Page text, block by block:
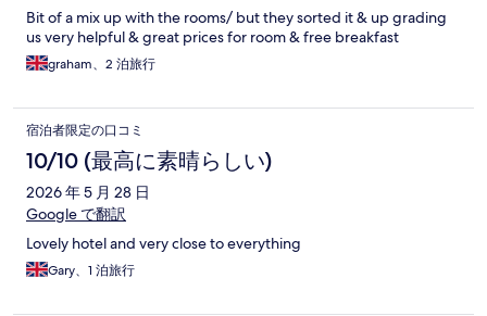
Bit of a mix up with the rooms/ but they sorted it & up grading
us very helpful & great prices for room & free breakfast
graham、2 泊旅行
宿泊者限定の口コミ
10/10 (最高に素晴らしい)
2026 年 5 月 28 日
Google で翻訳
Lovely hotel and very close to everything
Gary、1 泊旅行